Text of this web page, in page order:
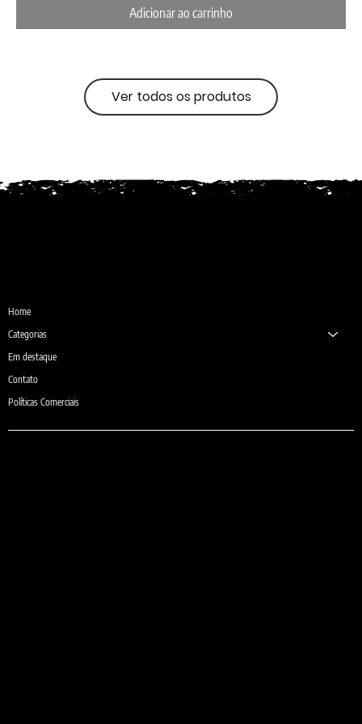
Ver todos os produtos
Adicionar ao carrinho
Home
Categorias
Em destaque
Contato
Políticas Comerciais